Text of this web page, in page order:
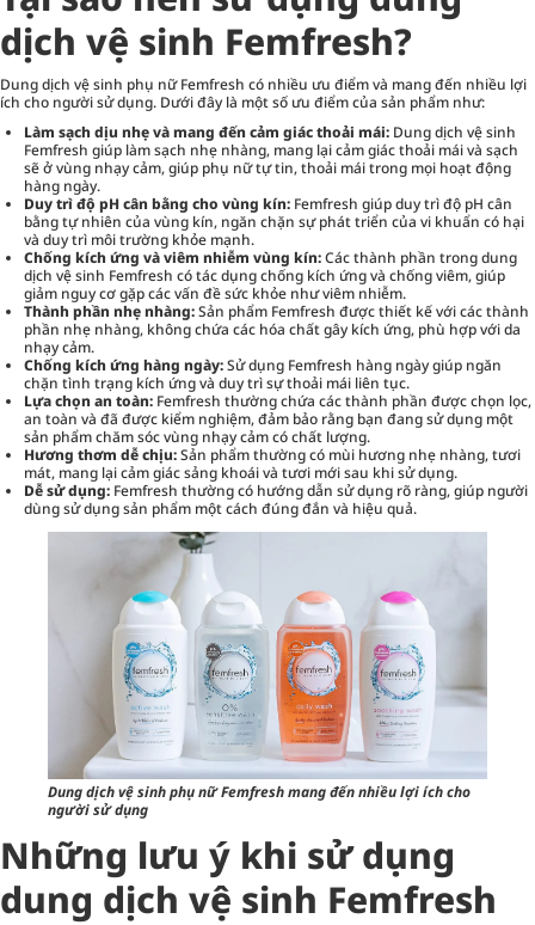
dịch vệ sinh Femfresh?
Dung dịch vệ sinh phụ nữ Femfresh có nhiều ưu điểm và mang đến nhiều lợi
ích cho người sử dụng. Dưới đây là một số ưu điểm của sản phẩm như:
Làm sạch dịu nhẹ và mang đến cảm giác thoải mái: Dung dịch vệ sinh
Femfresh giúp làm sạch nhẹ nhàng, mang lại cảm giác thoải mái và sạch
sẽ ở vùng nhạy cảm, giúp phụ nữ tự tin, thoải mái trong mọi hoạt động
hàng ngày.
Duy trì độ pH cân bằng cho vùng kín: Femfresh giúp duy trì độ pH cân
bằng tự nhiên của vùng kín, ngăn chặn sự phát triển của vi khuẩn có hại
và duy trì môi trường khỏe mạnh.
Chống kích ứng và viêm nhiễm vùng kín:Các thành phần trong dung
dịch vệ sinh Femfresh có tác dụng chống kích ứng và chống viêm, giúp
giảm nguy cơ gặp các vấn đề sức khỏe như viêm nhiễm.
Thành phần nhẹ nhàng:Sản phẩm Femfresh được thiết kế với các thành
phần nhẹ nhàng, không chứa các hóa chất gây kích ứng, phù hợp với da
nhạy cảm.
Chống kích ứng hàng ngày:Sử dụng Femfresh hàng ngày giúp ngăn
chặn tình trạng kích ứng và duy trì sự thoải mái liên tục.
Lựa chọn an toàn: Femfresh thường chứa các thành phần được chọn lọc,
an toàn và đã được kiểm nghiệm, đảm bảo rằng bạn đang sử dụng một
sản phẩm chăm sóc vùng nhạy cảm có chất lượng.
Hương thơm dễ chịu:Sản phẩm thường có mùi hương nhẹ nhàng, tươi
mát, mang lại cảm giác sảng khoái và tươi mới sau khi sử dụng.
Dễ sử dụng: Femfresh thường có hướng dẫn sử dụng rõ ràng, giúp người
dùng sử dụng sản phẩm một cách đúng đắn và hiệu quả.
Dung dịch vệ sinh phụ nữ Femfresh mang đến nhiều lợi ích cho
người sử dụng
Những lưu ý khi sử dụng
dung dịch vệ sinh Femfresh